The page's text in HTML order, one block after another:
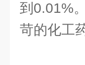
到0.01%
苛的化工